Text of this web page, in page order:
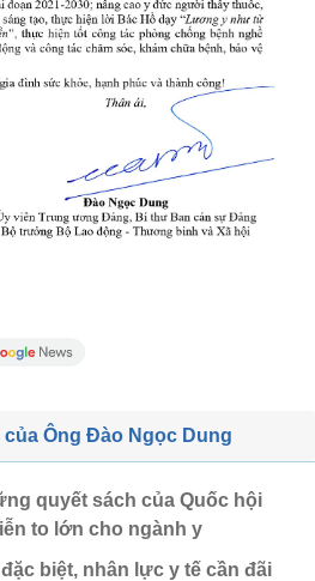
Ông Đào Ngọc Dung
quyết sách của Quốc hội
to lớn cho ngành y
biệt, nhân lực y tế cần đãi